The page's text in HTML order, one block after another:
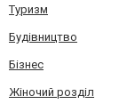
Туризм
Будівництво
Бізнес
Жіночий розділ